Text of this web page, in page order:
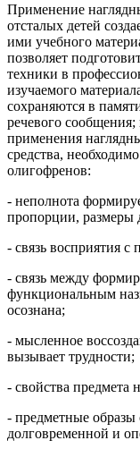
Применение
отсталых детей
ими учебного
позволяет
техники в
изучаемого
сохраняются в
речевого
применения
средства,
олигофренов:
- неполнота
пропорции, размеры
- связь восприятия
- связь между
функциональным
осознана;
- мысленное
вызывает трудности;
- свойства предмета
- предметные образы
долговременной и